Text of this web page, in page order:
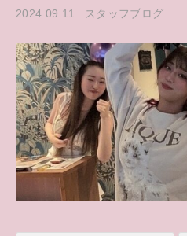
2024.09.11 スタッフブログ